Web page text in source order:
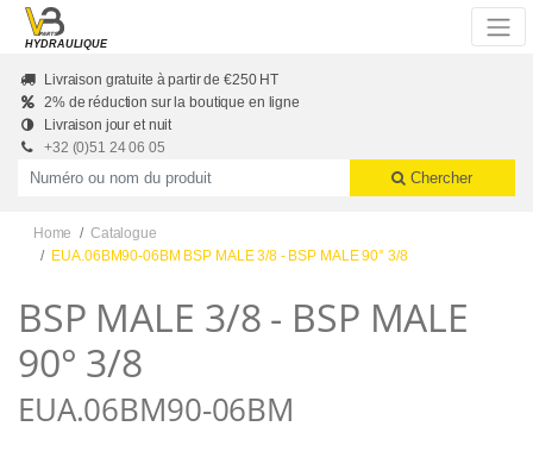
Skip to main content
HYDRAULIQUE
Livraison gratuite à partir de €250 HT
2% de réduction sur la boutique en ligne
Livraison jour et nuit
+32 (0)51 24 06 05
Productnummer of naam
Chercher
Home
Catalogue
EUA.06BM90-06BM BSP MALE 3/8 - BSP MALE 90° 3/8
BSP MALE 3/8 - BSP MALE
90° 3/8
EUA.06BM90-06BM